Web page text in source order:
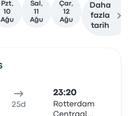
Pzt,
10
Ağu
Sal,
11
Ağu
Çar,
12
Ağu
Daha
fazla
tarih
25d
23:20
Rotterdam
Centraal